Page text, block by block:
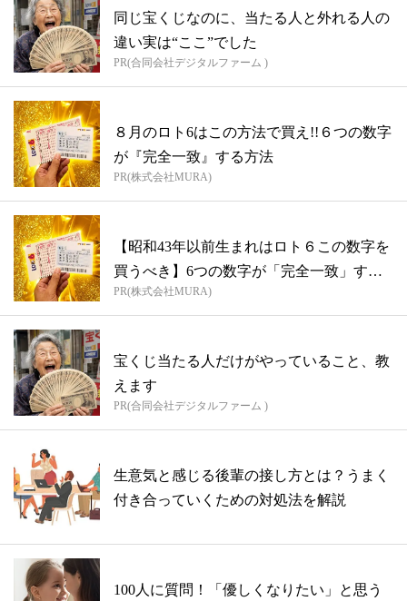
同じ宝くじなのに、当たる人と外れる人の
違い実は“ここ”でした
PR(合同会社デジタルファーム )
８月のロト6はこの方法で買え!!６つの数字
が『完全一致』する方法
PR(株式会社MURA)
【昭和43年以前生まれはロト６この数字を
買うべき】6つの数字が「完全一致」する
方...
PR(株式会社MURA)
宝くじ当たる人だけがやっていること、教
えます
PR(合同会社デジタルファーム )
生意気と感じる後輩の接し方とは？うまく
付き合っていくための対処法を解説
100人に質問！「優しくなりたい」と思う